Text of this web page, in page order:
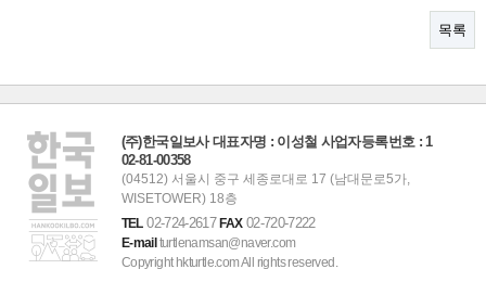
목록
(주)한국일보사 대표자명 : 이성철 사업자등록번호 : 1
02-81-00358
(04512) 서울시 중구 세종로대로 17 (남대문로5가,
WISETOWER) 18층
TEL02-724-2617FAX02-720-7222
E-mail turtlenamsan@naver.com
Copyright hkturtle.com All rights reserved.